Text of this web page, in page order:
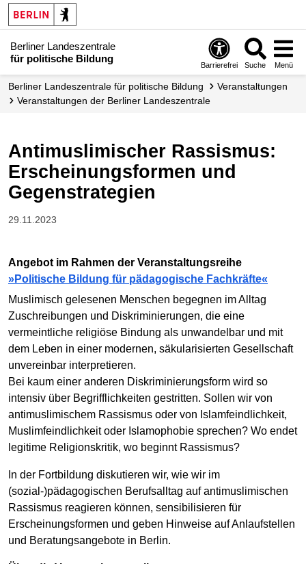
Berliner Landeszentrale
für politische Bildung
Barrierefrei Suche Menü
Berliner Landeszentrale für politische Bildung
Veranstaltungen
Veranstaltungen der Berliner Landes­zentrale
Antimuslimischer Rassismus:
Erscheinungsformen und
Gegenstrategien
29.11.2023
Angebot im Rahmen der Veranstaltungsreihe
»Politische Bildung für pädagogische Fachkräfte«
Muslimisch gelesenen Menschen begegnen im Alltag
Zuschreibungen und Diskriminierungen, die eine
vermeintliche religiöse Bindung als unwandelbar und mit
dem Leben in einer modernen, säkularisierten Gesellschaft
unvereinbar interpretieren.
Bei kaum einer anderen Diskriminierungsform wird so
intensiv über Begrifflichkeiten gestritten. Sollen wir von
antimuslimischem Rassismus oder von Islamfeindlichkeit,
Muslimfeindlichkeit oder Islamophobie sprechen? Wo endet
legitime Religionskritik, wo beginnt Rassismus?
In der Fortbildung diskutieren wir, wie wir im
(sozial-)pädagogischen Berufsalltag auf antimuslimischen
Rassismus reagieren können, sensibilisieren für
Erscheinungsformen und geben Hinweise auf Anlaufstellen
und Beratungsangebote in Berlin.